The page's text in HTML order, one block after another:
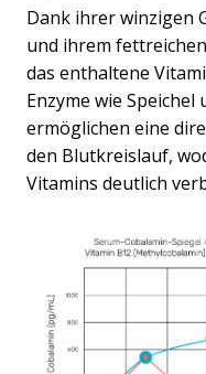
Dank ihrer winzigen
und ihrem
das enthaltene
Enzyme wie Speichel
ermöglichen eine
den Blutkreislauf,
Vitamins deutlich